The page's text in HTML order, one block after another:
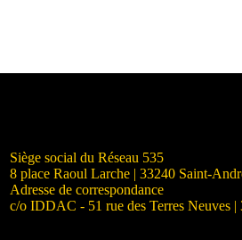
Siège social du Réseau 535
8 place Raoul Larche | 33240 Saint-
Adresse de correspondance
c/o IDDAC - 51 rue des Terres Neuves |